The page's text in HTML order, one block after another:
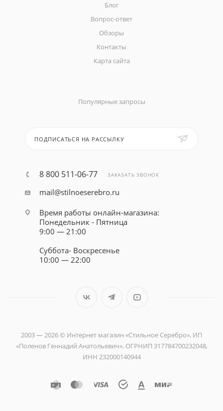
Блог
Вопрос-ответ
Обзоры
Контакты
Карта сайта
Популярные запросы
ПОДПИСАТЬСЯ НА РАССЫЛКУ
8 800 511-06-77 ЗАКАЗАТЬ ЗВОНОК
mail@stilnoeserebro.ru
Время работы онлайн-магазина:
Понедельник - Пятница
9:00 — 21:00
Суббота- Воскресенье
10:00 — 22:00
2003 — 2026 © Интернет магазин «Стильное Серебро», ИП
«Поленов Геннадий Анатольевич», ОГРНИП 317784700232048,
ИНН 232000140944